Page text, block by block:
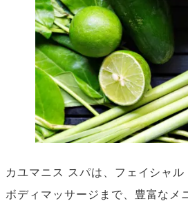
カユマニス スパは、フェイシャ
ボディマッサージまで、豊富なメ